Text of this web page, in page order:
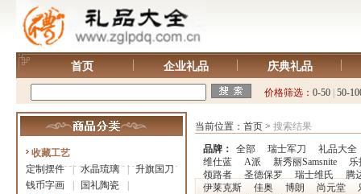
首页 企业礼品 庆典礼品
价格筛选： 0-50 50-
收藏工艺
定制摆件
水晶琉璃 | 升旗国刀
钱币字画
国礼陶瓷
当前位置： 首页 > 搜索结果
品牌：
全部 瑞士军刀
礼品大全
维仕蓝
A派 新秀丽Samsnite
乐
领路者
圣德保罗 瑞士维氏
腾
伊莱克斯
佳奥 博朗 尚元堂